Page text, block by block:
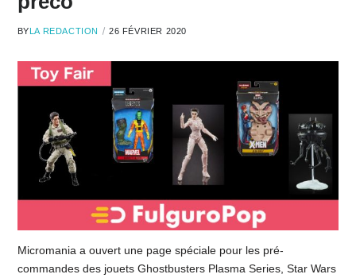
BY LA REDACTION 26 FÉVRIER 2020
Micromania a ouvert une page spéciale pour les pré-
commandes des jouets Ghostbusters Plasma Series, Star Wars